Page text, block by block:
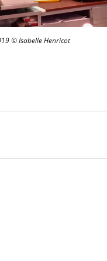
© Isabelle Henricot